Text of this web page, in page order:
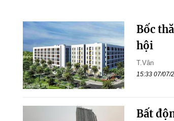
Bốc
hội
T.Vân
15:33 07/07/
Bất